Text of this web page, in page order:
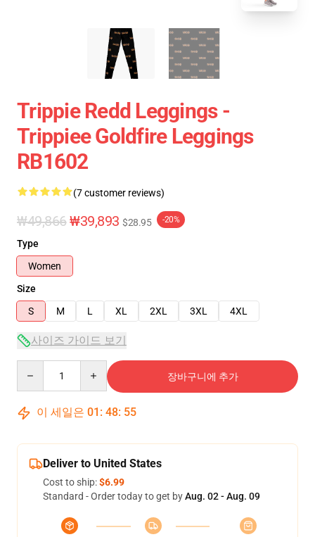
Trippie Redd Leggings -
Trippiee Goldfire Leggings
RB1602
(7 customer reviews)
₩49,866₩39,893 $28.95 -20%
Type
Women
Size
S
M L XL 2XL 3XL 4XL
사이즈 가이드 보기
장바구니에 추가
이 세일은 01 : 48: 54
Deliver to United States
Cost to ship:$6.99
Standard - Order today to get byAug. 02 - Aug. 09